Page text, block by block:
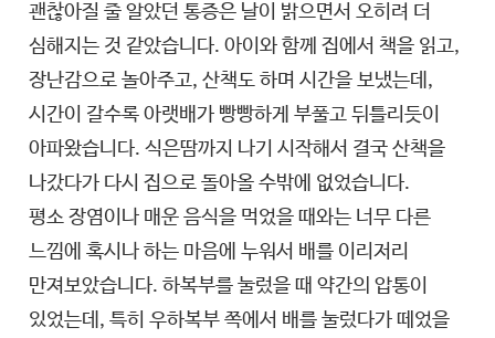
괜찮아질 줄 알았던 통증은 날이 밝으면서 오히려 더
심해지는 것 같았습니다. 아이와 함께 집에서 책을 읽고,
장난감으로 놀아주고, 산책도 하며 시간을 보냈는데,
시간이 갈수록 아랫배가 빵빵하게 부풀고 뒤틀리듯이
아파왔습니다. 식은땀까지 나기 시작해서 결국 산책을
나갔다가 다시 집으로 돌아올 수밖에 없었습니다.
평소 장염이나 매운 음식을 먹었을 때와는 너무 다른
느낌에 혹시나 하는 마음에 누워서 배를 이리저리
만져보았습니다. 하복부를 눌렀을 때 약간의 압통이
있었는데, 특히 우하복부 쪽에서 배를 눌렀다가 떼었을